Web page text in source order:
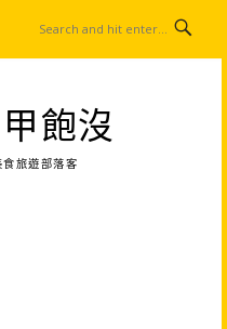
飽沒
旅遊部落客